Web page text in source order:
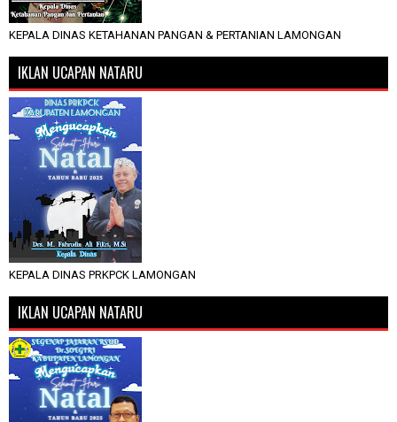
KEPALA DINAS KETAHANAN PANGAN & PERTANIAN LAMONGAN
IKLAN UCAPAN NATARU
KEPALA DINAS PRKPCK LAMONGAN
IKLAN UCAPAN NATARU